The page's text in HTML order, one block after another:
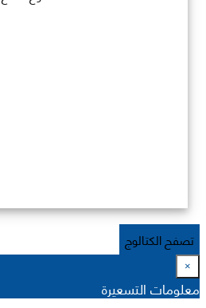
تصفح الكتالوج
×
معلومات التسعيرة